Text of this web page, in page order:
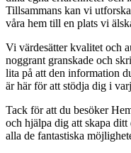
Tillsammans kan vi
våra hem till en plats vi
Vi värdesätter kvalitet och
noggrant granskade och
lita på att den information
är här för att stödja dig i
Tack för att du besöker
och hjälpa dig att skapa
alla de fantastiska